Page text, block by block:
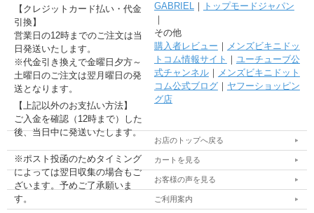
【クレジットカード払い・代金
引換】
営業日の12時までのご注文は当
日発送いたします。
※代金引き換えで金曜日夕方～
土曜日のご注文は翌月曜日の発
送となります。
【上記以外のお支払い方法】
ご入金を確認（12時まで）した
後、当日中に発送いたします。
※ポスト投函のためタイミング
によっては翌日収集の場合もご
ざいます。予めご了承願いま
す。
GABRIEL｜
トップモードジャパン
｜
その他
購入者レビュー ｜ メンズビキニドッ
トコム情報サイト ｜ ユーチューブ公
式チャンネル｜ メンズビキニドット
コム公式ブログ｜ ヤフーショッピン
グ店
お店のトップへ戻る
カートを見る
お客様の声を見る
ご利用案内